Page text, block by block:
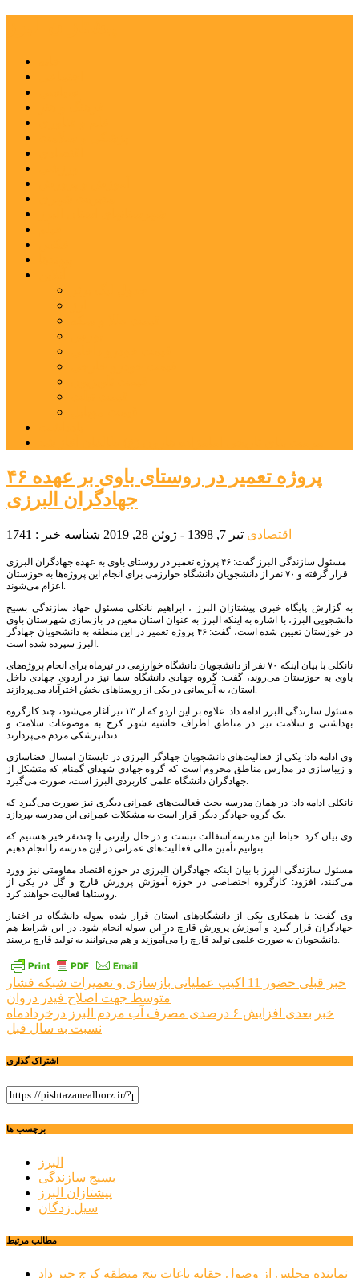
۴۶ پروژه تعمیر در روستای باوی بر عهده
جهادگران البرزی
اقتصادی تیر 7, 1398 - ژوئن 28, 2019 شناسه خبر : 1741
مسئول سازندگی البرز گفت: ۴۶ پروژه تعمیر در روستای باوی به عهده جهادگران البرزی
قرار گرفته و ۷۰ نفر از دانشجویان دانشگاه خوارزمی برای انجام این پروژه‌ها به خوزستان
اعزام می‌شوند.
به گزارش پایگاه خبری پیشتازان البرز ، ابراهیم نانکلی مسئول جهاد سازندگی بسیج
دانشجویی البرز، با اشاره به اینکه البرز به عنوان استان معین در بازسازی شهرستان باوی
در خوزستان تعیین شده است، گفت: ۴۶ پروژه تعمیر در این منطقه به دانشجویان جهادگر
البرز سپرده شده است.
نانکلی با بیان اینکه ۷۰ نفر از دانشجویان دانشگاه خوارزمی در تیرماه برای انجام پروژه‌های
باوی به خوزستان می‌روند، گفت: گروه جهادی دانشگاه سما نیز در اردوی جهادی داخل
استان، به آبرسانی در یکی از روستا‌های بخش اخترآباد می‌پردازند.
مسئول سازندگی البرز ادامه داد: علاوه بر این اردو که از ۱۳ تیر آغاز می‌شود، چند کارگروه
بهداشتی و سلامت نیز در مناطق اطراف حاشیه شهر کرج به موضوعات سلامت و
دندانپزشکی مردم می‌پردازند.
وی ادامه داد: یکی از فعالیت‌های دانشجویان جهادگر البرزی در تابستان امسال فضاسازی
و زیباسازی در مدارس مناطق محروم است که گروه جهادی شهدای گمنام که متشکل از
جهادگران دانشگاه علمی کاربردی البرز است، صورت می‌گیرد.
نانکلی ادامه داد: در همان مدرسه بحث فعالیت‌های عمرانی دیگری نیز صورت می‌گیرد که
یک گروه جهادگر دیگر قرار است به مشکلات عمرانی این مدرسه بپردازد.
وی بیان کرد: حیاط این مدرسه آسفالت نیست و در حال رایزنی با چندنفر خیر هستیم که
بتوانیم تأمین مالی فعالیت‌های عمرانی در این مدرسه را انجام دهیم.
مسئول سازندگی البرز با بیان اینکه جهادگران البرزی در حوزه اقتصاد مقاومتی نیز وورد
می‌کنند، افزود: کارگروه اختصاصی در حوزه آموزش پرورش قارچ و گل در یکی از
روستا‌ها فعالیت خواهند کرد.
وی گفت: با همکاری یکی از دانشگاه‌های استان قرار شده سوله دانشگاه در اختیار
جهادگران قرار گیرد و آموزش پرورش قارچ در این سوله انجام شود. در این شرایط هم
دانشجویان به صورت علمی تولید قارچ را می‌آموزند و هم می‌توانند به تولید قارچ برسند.
راهبری
نوشته
خبر قبلی
حضور 11 اکیپ عملیاتی بازسازی و تعمیرات شبکه فشار
متوسط جهت اصلاح فیدر دروان
خبر بعدی
افزایش ۶ درصدی مصرف آب مردم البرز درخردادماه
نسبت به سال قبل
اشتراک گذاری
برچسب ها
البرز
بسیج سازندگی
پیشتازان البرز
سیل زدگان
مطالب مرتبط
نماینده مجلس از وصول حقابه باغات پنج منطقه کرج خبر داد